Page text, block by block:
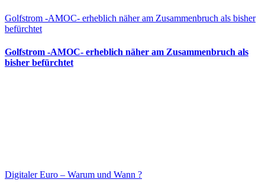
Golfstrom -AMOC- erheblich näher am Zusammenbruch als bisher
befürchtet
Golfstrom -AMOC- erheblich näher am Zusammenbruch als
bisher befürchtet
Digitaler Euro – Warum und Wann ?